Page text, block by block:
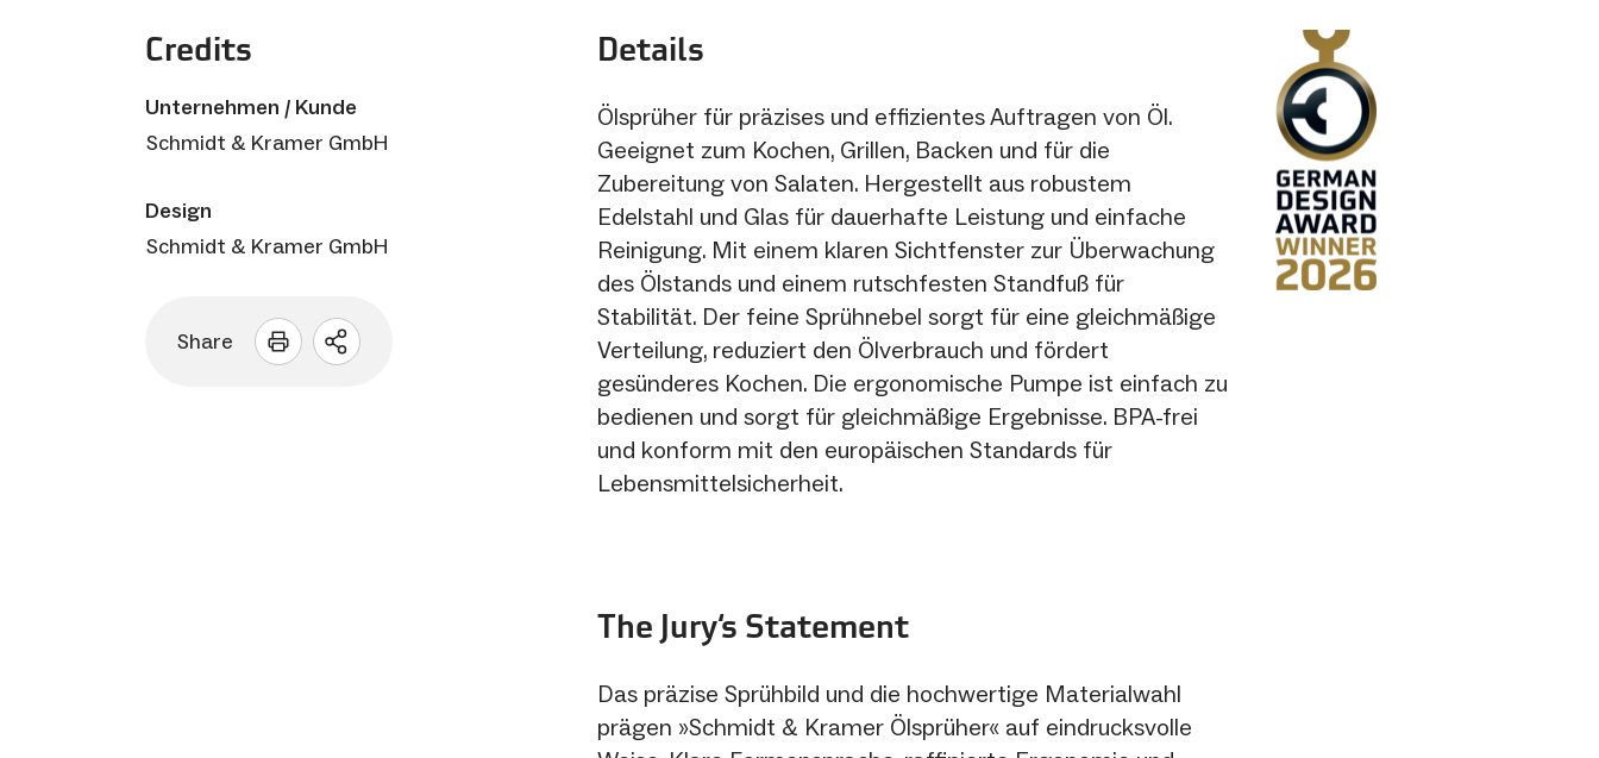
Credits
Unternehmen / Kunde
Schmidt & Kramer GmbH
Design
Schmidt & Kramer GmbH
Share
Sharing
Details
Ölsprüher für präzises und effizientes Auftragen von Öl.
Geeignet zum Kochen, Grillen, Backen und für die
Zubereitung von Salaten. Hergestellt aus robustem
Edelstahl und Glas für dauerhafte Leistung und einfache
Reinigung. Mit einem klaren Sichtfenster zur Überwachung
des Ölstands und einem rutschfesten Standfuß für
Stabilität. Der feine Sprühnebel sorgt für eine gleichmäßige
Verteilung, reduziert den Ölverbrauch und fördert
gesünderes Kochen. Die ergonomische Pumpe ist einfach zu
bedienen und sorgt für gleichmäßige Ergebnisse. BPA-frei
und konform mit den europäischen Standards für
Lebensmittelsicherheit.
The Jury‘s Statement
Das präzise Sprühbild und die hochwertige Materialwahl
prägen »Schmidt & Kramer Ölsprüher« auf eindrucksvolle